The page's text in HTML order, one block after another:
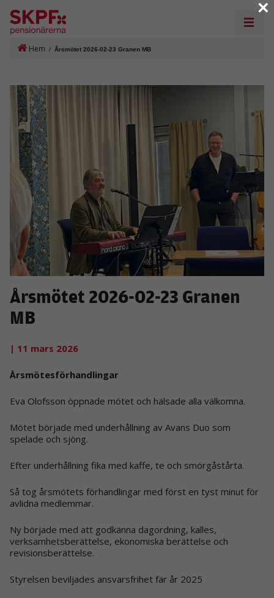
Hem / Årsmötet 2026-02-23 Granen MB
Årsmötet 2026-02-23 Granen
MB
| 11 mars 2026
Årsmötesförhandlingar
Eva Olofsson öppnade mötet och hälsade alla välkomna.
Mötet började med underhållning av Avans Duo som
spelade och sjöng.
Efter underhållning fika med kaffe, te och smörgåstårta.
Så tog årsmötets förhandlingar med först en tyst minut för
avlidna medlemmar.
Ny började med att godkänna dagordning, kalles,
verksamhetsberättelse, ekonomiska berättelse och
revisionsberättelse.
Styrelsen beviljades ansvarsfrihet fär år 2025
×